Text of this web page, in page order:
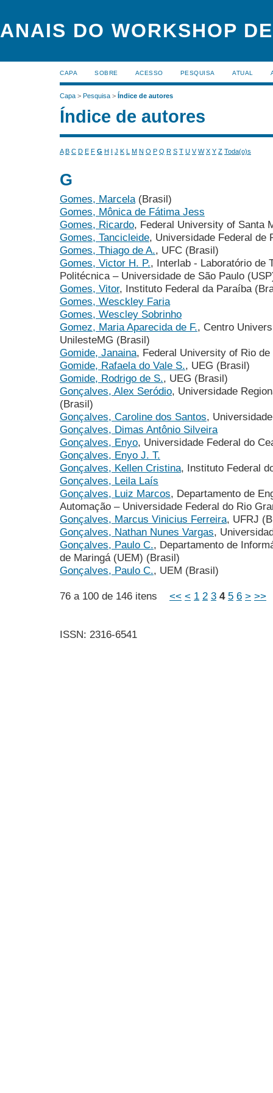
ANAIS DO WORKSHOP
CAPA SOBRE ACESSO PESQUISA ATUAL
Capa > Pesquisa > Índice de autores
Índice de autores
A B C D E F G H I J K L M N O P Q R S T U V W X Y Z Toda(o)s
G
Gomes, Marcela(Brasil)
Gomes, Mônica de Fátima Jess
Gomes, Ricardo, Federal University of Santa
Gomes, Tancicleide, Universidade Federal de
Gomes, Thiago de A., UFC (Brasil)
Gomes, Victor H. P., Interlab - Laboratório de
Politécnica – Universidade de São Paulo
Gomes, Vitor, Instituto Federal da Paraíba
Gomes, Wesckley Faria
Gomes, Wescley Sobrinho
Gomez, Maria Aparecida de F., Centro
UnilesteMG (Brasil)
Gomide, Janaina, Federal University of Rio
Gomide, Rafaela do Vale S., UEG (Brasil)
Gomide, Rodrigo de S., UEG (Brasil)
Gonçalves, Alex Seródio, Universidade
(Brasil)
Gonçalves, Caroline dos Santos,
Gonçalves, Dimas Antônio Silveira
Gonçalves, Enyo, Universidade Federal do
Gonçalves, Enyo J. T.
Gonçalves, Kellen Cristina, Instituto Federal
Gonçalves, Leila Laís
Gonçalves, Luiz Marcos, Departamento de
Automação – Universidade Federal do Rio
Gonçalves, Marcus Vinicius Ferreira, UFRJ
Gonçalves, Nathan Nunes Vargas,
Gonçalves, Paulo C., Departamento de
de Maringá (UEM) (Brasil)
Gonçalves, Paulo C., UEM (Brasil)
76 a 100 de 146 itens << < 1 2 3 4 5 6 > >>
ISSN: 2316-6541